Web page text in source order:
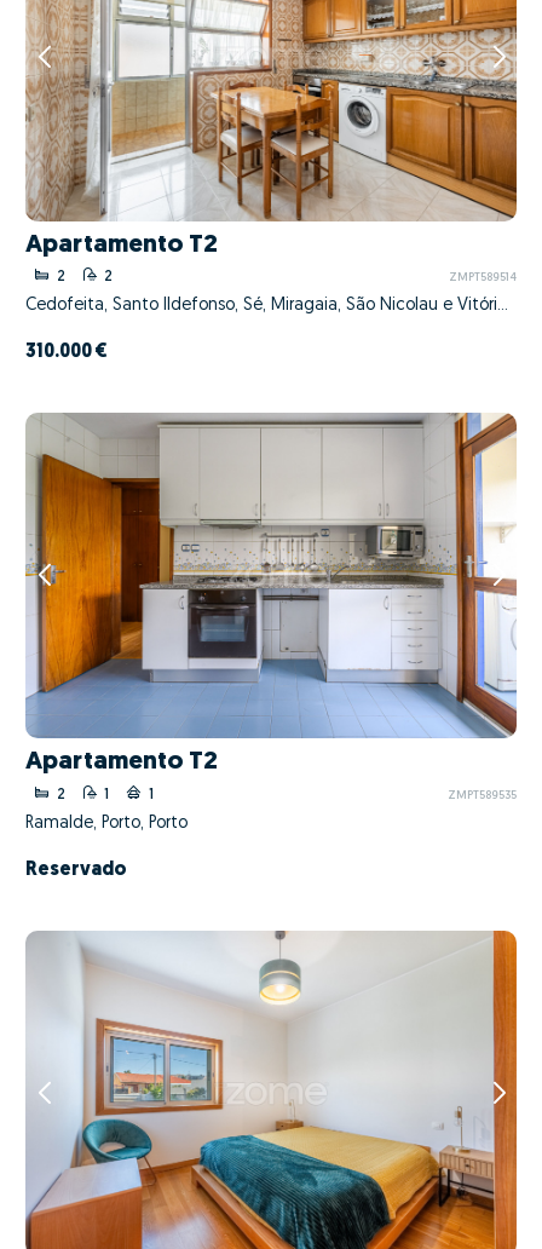
Apartamento T2
2 2 ZMPT589514
Cedofeita, Santo Ildefonso, Sé, Miragaia, São Nicolau e Vitória, Porto, Porto
310.000 €
Apartamento T2
2 1 1 ZMPT589535
Ramalde, Porto, Porto
Reservado